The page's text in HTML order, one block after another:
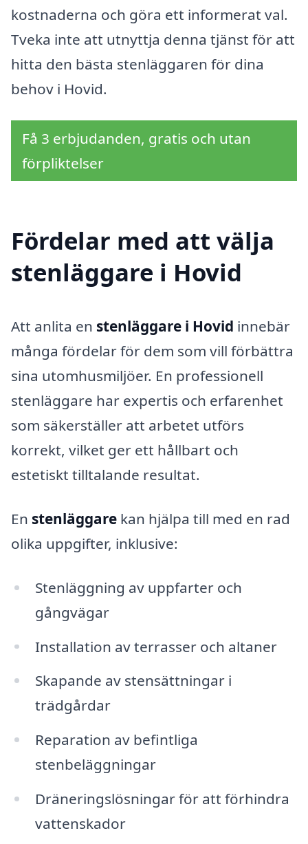
kostnaderna och göra ett informerat val.
Tveka inte att utnyttja denna tjänst för att
hitta den bästa stenläggaren för dina
behov i Hovid.
Få 3 erbjudanden, gratis och utan
förpliktelser
Fördelar med att välja
stenläggare i Hovid
Att anlita en stenläggare i Hovid innebär
många fördelar för dem som vill förbättra
sina utomhusmiljöer. En professionell
stenläggare har expertis och erfarenhet
som säkerställer att arbetet utförs
korrekt, vilket ger ett hållbart och
estetiskt tilltalande resultat.
En stenläggare kan hjälpa till med en rad
olika uppgifter, inklusive:
Stenläggning av uppfarter och
gångvägar
Installation av terrasser och altaner
Skapande av stensättningar i
trädgårdar
Reparation av befintliga
stenbeläggningar
Dräneringslösningar för att förhindra
vattenskador